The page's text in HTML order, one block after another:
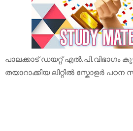
പാലക്കാട് ഡയറ്റ് എല്‍.പി.വിഭാഗം
തയാറാക്കിയ ലിറ്റില്‍ സ്കോളര്‍ പഠന